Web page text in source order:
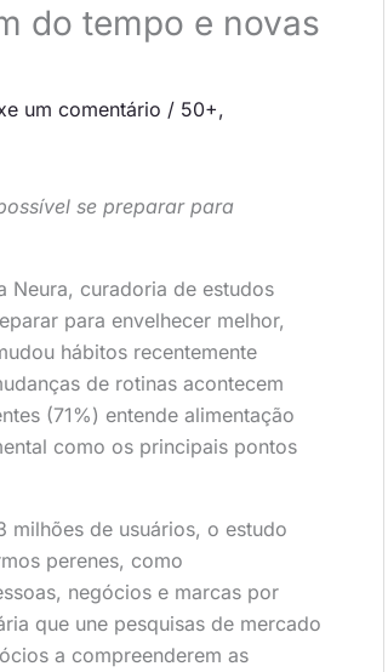
do tempo e novas
um comentário / 50+,
se preparar para
Neura, curadoria de estudos
para envelhecer melhor,
hábitos recentemente
de rotinas acontecem
(71%) entende alimentação
como os principais pontos
milhões de usuários, o estudo
perenes, como
negócios e marcas por
que une pesquisas de mercado
a compreenderem as